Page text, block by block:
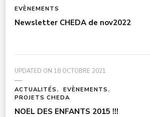
EVÈNEMENTS
Newsletter CHEDA de nov2022
UPDATED ON 18 OCTOBRE 2021
ACTUALITÉS
EVÈNEMENTS
PROJETS CHEDA
NOEL DES ENFANTS 2015 !!!